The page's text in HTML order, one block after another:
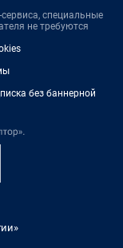
специальные
не требуются
без баннерной